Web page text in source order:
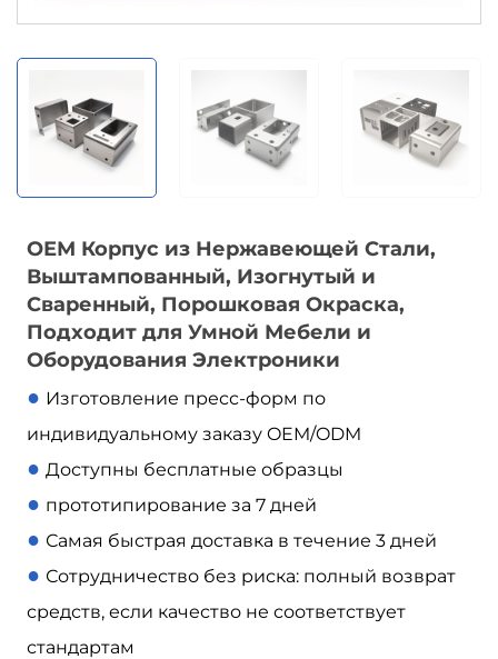
ОЕМ Корпус из Нержавеющей Стали,
Выштампованный, Изогнутый и
Сваренный, Порошковая Окраска,
Подходит для Умной Мебели и
Оборудования Электроники
● Изготовление пресс-форм по
индивидуальному заказу OEM/ODM
● Доступны бесплатные образцы
● прототипирование за 7 дней
● Самая быстрая доставка в течение 3 дней
● Сотрудничество без риска: полный возврат
средств, если качество не соответствует
стандартам